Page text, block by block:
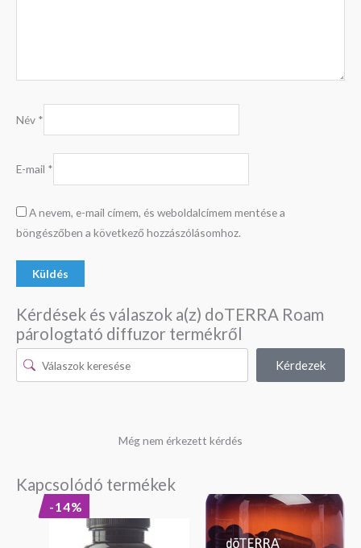
Név *
E-mail *
A nevem, e-mail címem, és weboldalcímem mentése a
böngészőben a következő hozzászólásomhoz.
Kérdések és válaszok a(z) doTERRA Roam
párologtató diffuzor termékről
Kérdezek
Még nem érkezett kérdés
Kapcsolódó termékek
-14%
was:
16